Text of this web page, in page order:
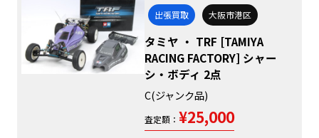
出張買取 大阪市港区
タミヤ ・ TRF [TAMIYA
RACING FACTORY] シャー
シ・ボディ 2点
C(ジャンク品)
査定額： ¥25,000